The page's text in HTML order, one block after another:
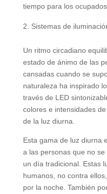
tiempo para los
Sistemas de
Un ritmo circadiano
estado de ánimo de las
cansadas cuando se
naturaleza ha inspirado
través de LED
colores e intensidades
de la luz diurna.
Esta gama de luz diurna
a las personas que no
un día tradicional. Estas
humanos, no contra
por la noche. También